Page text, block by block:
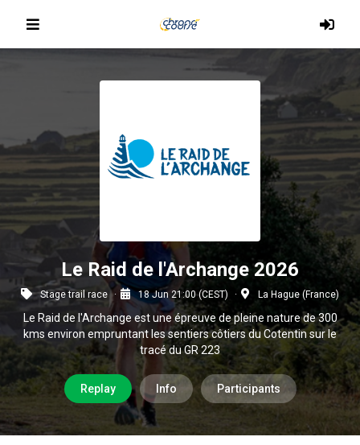
Le Raid de l'Archange 2026
Stage trail race 18 Jun 21:00 (CEST) La Hague (France)
Le Raid de l'Archange est une épreuve de pleine nature de 300
kms environ empruntant les sentiers côtiers du Cotentin sur le
tracé du GR 223
Replay Info Participants